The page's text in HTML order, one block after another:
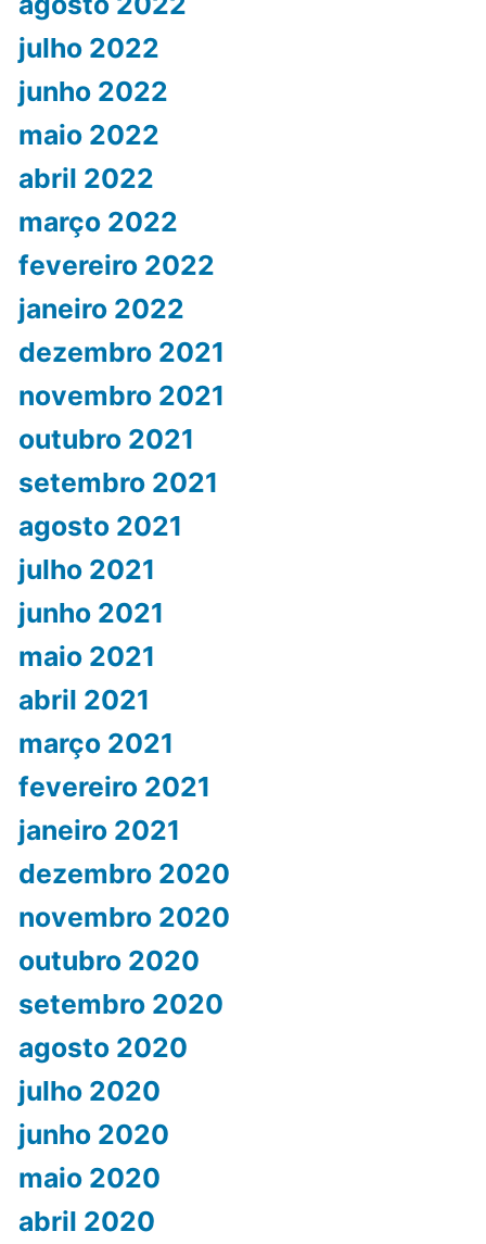
julho 2022
junho 2022
maio 2022
abril 2022
março 2022
fevereiro 2022
janeiro 2022
dezembro 2021
novembro 2021
outubro 2021
setembro 2021
agosto 2021
julho 2021
junho 2021
maio 2021
abril 2021
março 2021
fevereiro 2021
janeiro 2021
dezembro 2020
novembro 2020
outubro 2020
setembro 2020
agosto 2020
julho 2020
junho 2020
maio 2020
abril 2020